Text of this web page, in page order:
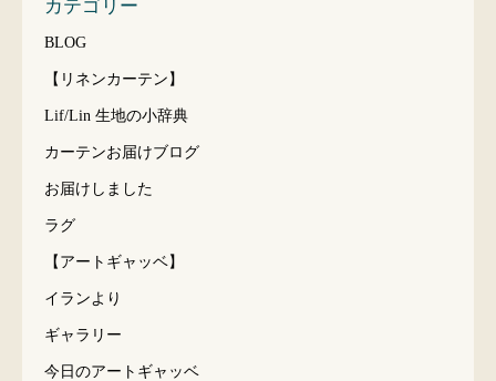
カテゴリー
BLOG
【リネンカーテン】
Lif/Lin 生地の小辞典
カーテンお届けブログ
お届けしました
ラグ
【アートギャッベ】
イランより
ギャラリー
今日のアートギャッベ